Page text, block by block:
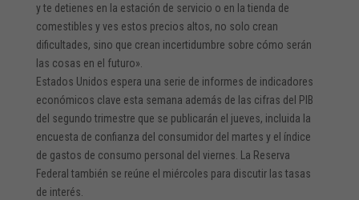
y te detienes en la estación de servicio o en la tienda de
comestibles y ves estos precios altos, no solo crean
dificultades, sino que crean incertidumbre sobre cómo serán
las cosas en el futuro».
Estados Unidos espera una serie de informes de indicadores
económicos clave esta semana además de las cifras del PIB
del segundo trimestre que se publicarán el jueves, incluida la
encuesta de confianza del consumidor del martes y el índice
de gastos de consumo personal del viernes. La Reserva
Federal también se reúne el miércoles para discutir las tasas
de interés.